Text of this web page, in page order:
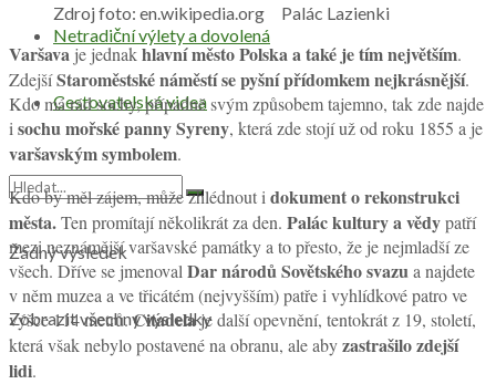
Netradiční výlety a dovolená
Cestovatelská videa
Žádný výsledek
Zobrazit všechny výsledky
Zdroj foto: en.wikipedia.org Palác Lazienki
Varšava je jednakhlavní město Polska a také je tím největším.
ZdejšíStaroměstské náměstí se pyšní přídomkem nejkrásnější.
Kdo má rád sochy, případně svým způsobem tajemno, tak zde najde
i sochu mořské panny Syreny, která zde stojí už od roku 1855 a je
varšavským symbolem.
Kdo by měl zájem, může zhlédnout i dokument o rekonstrukci
města.Ten promítají několikrát za den. Palác kultury a vědypatří
mezi neznámější varšavské památky a to přesto, že je nejmladší ze
všech. Dříve se jmenoval Dar národů Sovětského svazua najdete
v něm muzea a ve třicátém (nejvyšším) patře i vyhlídkové patro ve
výšce 114 metrů.Citadelaje další opevnění, tentokrát z 19, století,
která však nebylo postavené na obranu, ale abyzastrašilo zdejší
lidi.